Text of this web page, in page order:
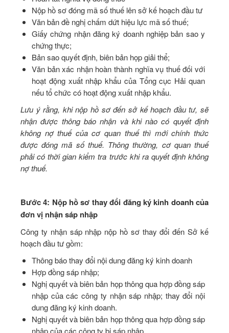
Nộp hồ sơ đóng mã số thuế lên sở kế hoạch đầu tư
Văn bản đề nghị chấm dứt hiệu lực mã số thuế;
Giấy chứng nhận đăng ký doanh nghiệp bản sao y
chứng thực;
Bản sao quyết định, biên bản họp giải thể;
Văn bản xác nhận hoàn thành nghĩa vụ thuế đối với
hoạt động xuất nhập khẩu của Tổng cục Hải quan
nếu tổ chức có hoạt động xuất nhập khẩu.
Lưu ý rằng, khi nộp hồ sơ đến sở kế hoạch đầu tư, sẽ
nhận được thông báo nhận và khi nào có quyết định
không nợ thuế của cơ quan thuế thì mới chính thức
được đóng mã số thuế. Thông thường, cơ quan thuế
phải có thời gian kiểm tra trước khi ra quyết định không
nợ thuế.
Bước 4: Nộp hồ sơ thay đổi đăng ký kinh doanh của
đơn vị nhận sáp nhập
Công ty nhận sáp nhập nộp hồ sơ thay đổi đến Sở kế
hoạch đầu tư gồm:
Thông báo thay đổi nội dung đăng ký kinh doanh
Hợp đồng sáp nhập;
Nghị quyết và biên bản họp thông qua hợp đồng sáp
nhập của các công ty nhận sáp nhập; thay đổi nội
dung đăng ký kinh doanh.
Nghị quyết và biên bản họp thông qua hợp đồng sáp